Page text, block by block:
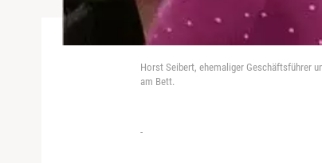
Horst Seibert, ehemaliger Geschäftsführer
am Bett.
-